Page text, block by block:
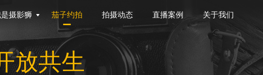
摄影狮 茄子约拍 拍摄动态 直播案例 关于我们
放共生